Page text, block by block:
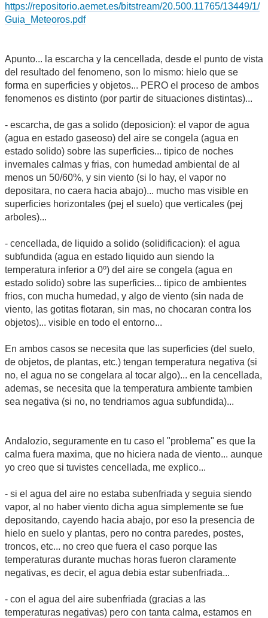
https://repositorio.aemet.es/bitstream/20.500.11765/13449/1/
Guia_Meteoros.pdf
Apunto... la escarcha y la cencellada, desde el punto de vista
del resultado del fenomeno, son lo mismo: hielo que se
forma en superficies y objetos... PERO el proceso de ambos
fenomenos es distinto (por partir de situaciones distintas)...
- escarcha, de gas a solido (deposicion): el vapor de agua
(agua en estado gaseoso) del aire se congela (agua en
estado solido) sobre las superficies... tipico de noches
invernales calmas y frias, con humedad ambiental de al
menos un 50/60%, y sin viento (si lo hay, el vapor no
depositara, no caera hacia abajo)... mucho mas visible en
superficies horizontales (pej el suelo) que verticales (pej
arboles)...
- cencellada, de liquido a solido (solidificacion): el agua
subfundida (agua en estado liquido aun siendo la
temperatura inferior a 0º) del aire se congela (agua en
estado solido) sobre las superficies... tipico de ambientes
frios, con mucha humedad, y algo de viento (sin nada de
viento, las gotitas flotaran, sin mas, no chocaran contra los
objetos)... visible en todo el entorno...
En ambos casos se necesita que las superficies (del suelo,
de objetos, de plantas, etc.) tengan temperatura negativa (si
no, el agua no se congelara al tocar algo)... en la cencellada,
ademas, se necesita que la temperatura ambiente tambien
sea negativa (si no, no tendriamos agua subfundida)...
Andalozio, seguramente en tu caso el "problema" es que la
calma fuera maxima, que no hiciera nada de viento... aunque
yo creo que si tuvistes cencellada, me explico...
- si el agua del aire no estaba subenfriada y seguia siendo
vapor, al no haber viento dicha agua simplemente se fue
depositando, cayendo hacia abajo, por eso la presencia de
hielo en suelo y plantas, pero no contra paredes, postes,
troncos, etc... no creo que fuera el caso porque las
temperaturas durante muchas horas fueron claramente
negativas, es decir, el agua debia estar subenfriada...
- con el agua del aire subenfriada (gracias a las
temperaturas negativas) pero con tanta calma, estamos en